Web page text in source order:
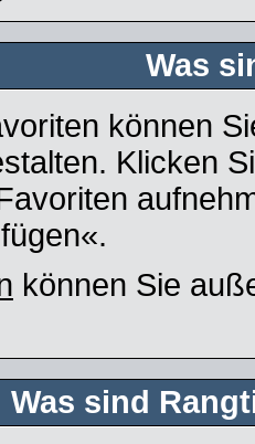
Was
können
Klicken
können Sie
Was sind